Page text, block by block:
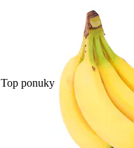
Top ponuky